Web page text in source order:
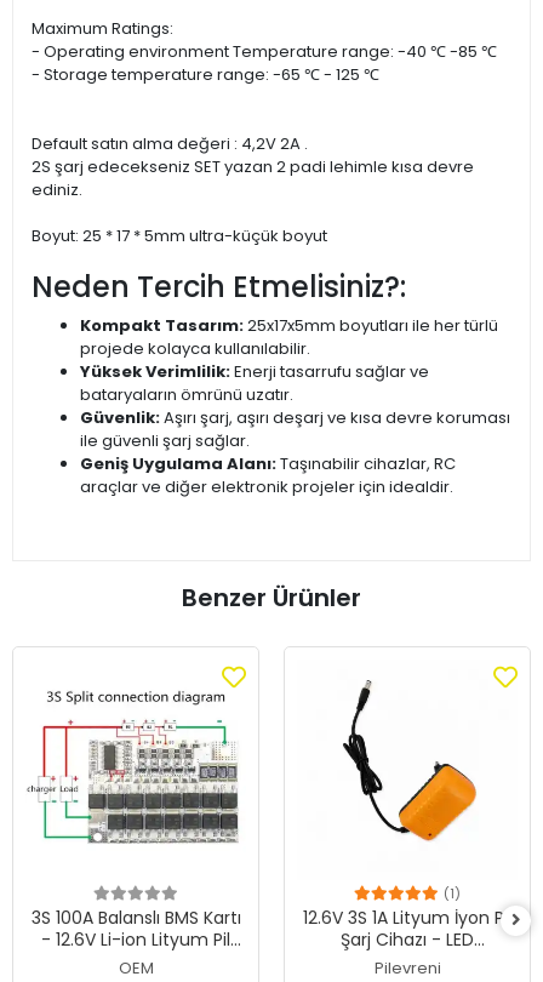
Maximum Ratings:
- Operating environment Temperature range: -40 ℃ -85 ℃
- Storage temperature range: -65 ℃ - 125 ℃
Default satın alma değeri : 4,2V 2A .
2S şarj edecekseniz SET yazan 2 padi lehimle kısa devre
ediniz.
Boyut: 25 * 17 * 5mm ultra-küçük boyut
Neden Tercih Etmelisiniz?:
Kompakt Tasarım:25x17x5mm boyutları ile her türlü
projede kolayca kullanılabilir.
Yüksek Verimlilik:Enerji tasarrufu sağlar ve
bataryaların ömrünü uzatır.
Güvenlik:Aşırı şarj, aşırı deşarj ve kısa devre koruması
ile güvenli şarj sağlar.
Geniş Uygulama Alanı:Taşınabilir cihazlar, RC
araçlar ve diğer elektronik projeler için idealdir.
Benzer Ürünler
3S 100A Balanslı BMS Kartı
- 12.6V Li-ion Lityum Pil
Şarj Koruma Devresi
OEM
(1)
12.6V 3S 1A Lityum İyon Pil
Şarj Cihazı - LED
Göstergeli Akıllı Adaptör
Pilevreni